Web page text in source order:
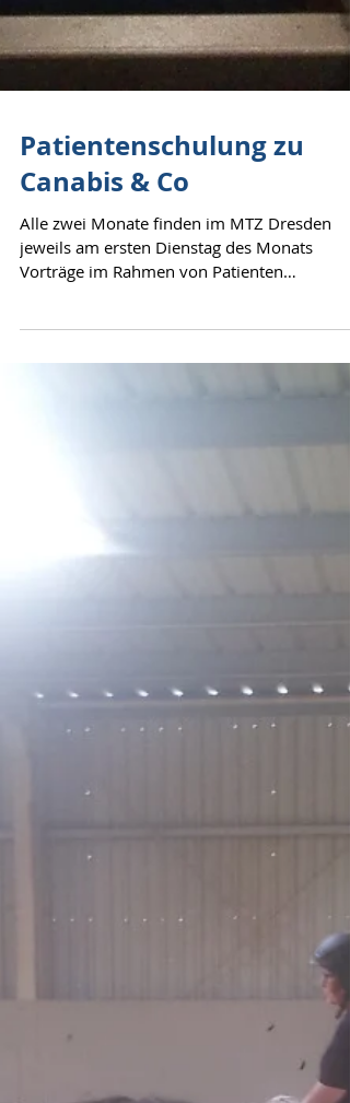
Patientenschulung zu
Canabis & Co
Alle zwei Monate finden im MTZ Dresden
Vorträge im Rahmen von Patienten